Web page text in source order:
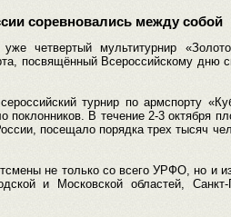
соревновались между собой
четвертый мультитурнир
посвящённый Всероссийскому дню
турнир по армспорту
В течение 2-3 октября
посещало порядка трех тысяч
не только со всего УРФО, но и
и Московской областей, Санкт-